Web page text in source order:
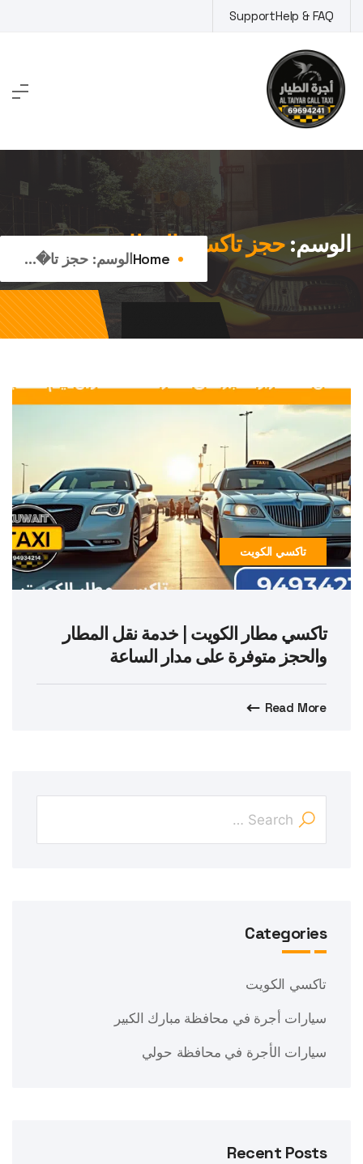
to
content
Help & FAQ
Support
الوسم:حجز تاكسي المطار
Homeالوسم: حجز تا�...
تاكسي الكويت
تاكسي مطار الكويت | خدمة نقل المطار
والحجز متوفرة على مدار الساعة
Read More
Categories
تاكسي الكويت
سيارات أجرة في محافظة مبارك الكبير
سيارات الأجرة في محافظة حولي
Recent Posts